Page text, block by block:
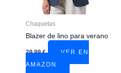
Chaquetas
Blazer de lino para verano
29,99€
VER EN
AMAZON